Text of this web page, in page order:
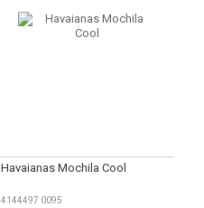
Havaianas Mochila Cool
4144497 0095